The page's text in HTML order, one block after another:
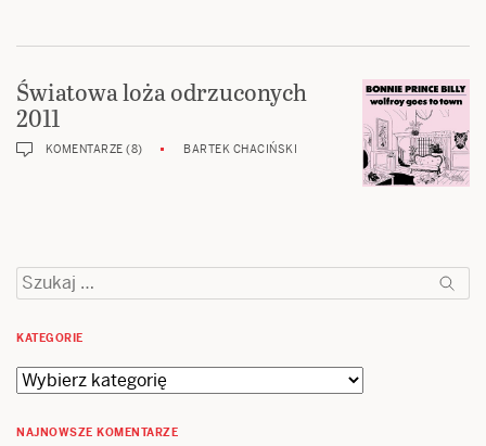
Światowa loża odrzuconych
2011
KOMENTARZE (8) BARTEK CHACIŃSKI
Szukaj:
KATEGORIE
Kategorie
NAJNOWSZE KOMENTARZE